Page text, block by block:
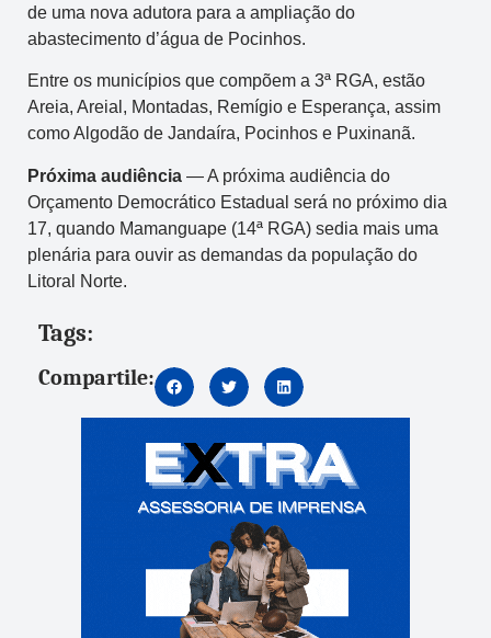
de uma nova adutora para a ampliação do
abastecimento d’água de Pocinhos.
Entre os municípios que compõem a 3ª RGA, estão
Areia, Areial, Montadas, Remígio e Esperança, assim
como Algodão de Jandaíra, Pocinhos e Puxinanã.
Próxima audiência — A próxima audiência do
Orçamento Democrático Estadual será no próximo dia
17, quando Mamanguape (14ª RGA) sedia mais uma
plenária para ouvir as demandas da população do
Litoral Norte.
Tags:
Compartile: